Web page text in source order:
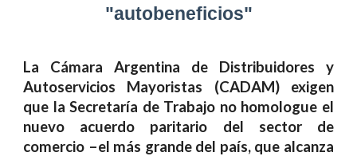
"autobeneficios"
La Cámara Argentina de Distribuidores y
Autoservicios Mayoristas (CADAM) exigen
que la Secretaría de Trabajo no homologue el
nuevo acuerdo paritario del sector de
comercio –el más grande del país, que alcanza